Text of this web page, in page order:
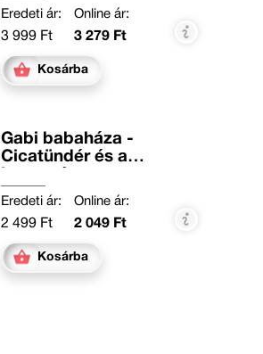
Eredeti ár:
3 999 Ft
Online ár:
3 279 Ft
Kosárba
Gabi babaháza -
Cicatündér és a
Eredeti ár:
2 499 Ft
Online ár:
2 049 Ft
Kosárba